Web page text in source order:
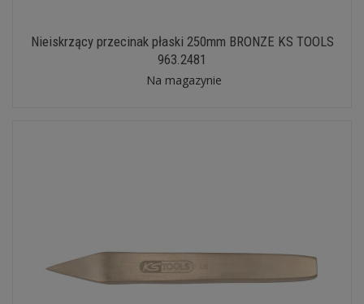
Nieiskrzący przecinak płaski 250mm BRONZE KS TOOLS
963.2481
Na magazynie